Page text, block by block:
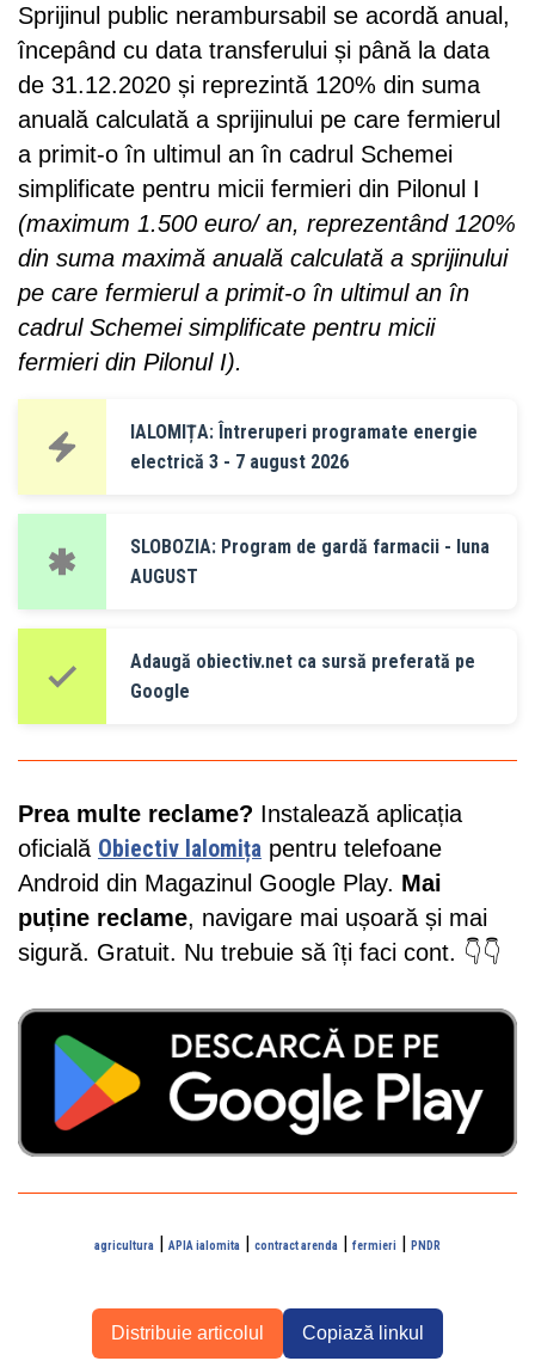
Sprijinul public nerambursabil se acordă anual,
începând cu data transferului și până la data
de 31.12.2020 și reprezintă 120% din suma
anuală calculată a sprijinului pe care fermierul
a primit-o în ultimul an în cadrul Schemei
simplificate pentru micii fermieri din Pilonul I
(maximum 1.500 euro/ an, reprezentând 120%
din suma maximă anuală calculată a sprijinului
pe care fermierul a primit-o în ultimul an în
cadrul Schemei simplificate pentru micii
fermieri din Pilonul I).
IALOMIȚA: Întreruperi programate energie
electrică 3 - 7 august 2026
SLOBOZIA: Program de gardă farmacii - luna
AUGUST
Adaugă obiectiv.net ca sursă preferată pe
Google
Prea multe reclame? Instalează aplicația
oficială Obiectiv Ialomița pentru telefoane
Android din Magazinul Google Play. Mai
puține reclame, navigare mai ușoară și mai
sigură. Gratuit. Nu trebuie să îți faci cont. 👇👇
agricultura | APIA ialomita | contract arenda | fermieri | PNDR
Distribuie articolul Copiază linkul